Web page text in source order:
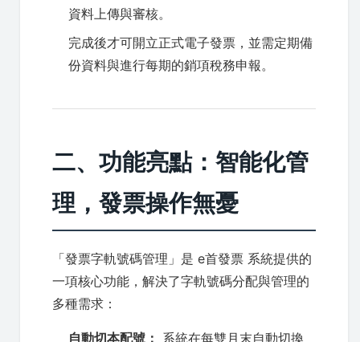
資料上傳與審核。
完成後才可開立正式電子發票，並需定期備
份資料與進行每期的銷項稅務申報。
二、功能亮點：智能化管
理，發票操作無憂
「發票字軌號碼管理」是 e首發票 系統提供的
一項核心功能，解決了字軌號碼分配與管理的
多種需求：
自動切本配號： 系統在每雙月末自動切換